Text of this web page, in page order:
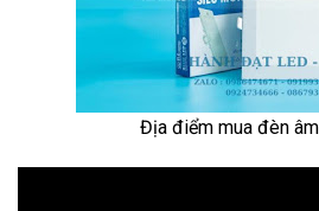
Địa điểm mua đèn